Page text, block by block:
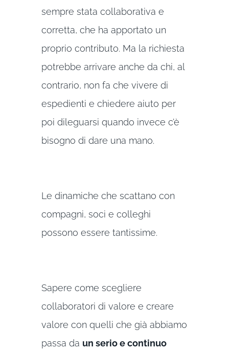
sempre stata collaborativa e
corretta, che ha apportato un
proprio contributo. Ma la richiesta
potrebbe arrivare anche da chi, al
contrario, non fa che vivere di
espedienti e chiedere aiuto per
poi dileguarsi quando invece c’è
bisogno di dare una mano.
Le dinamiche che scattano con
compagni, soci e colleghi
possono essere tantissime.
Sapere come scegliere
collaboratori di valore e creare
valore con quelli che già abbiamo
passa da un serio e continuo